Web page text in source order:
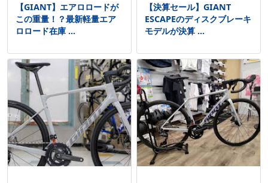
【GIANT】エアロロードが
この重量！？最新軽量エア
ロロード在庫 ...
【決算セール】GIANT
ESCAPEのディスクブレーキ
モデルが決算 ...